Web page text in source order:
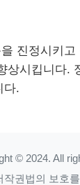
진정시키고
상시킵니다.
다.
© 2024. All
작권법의 보호